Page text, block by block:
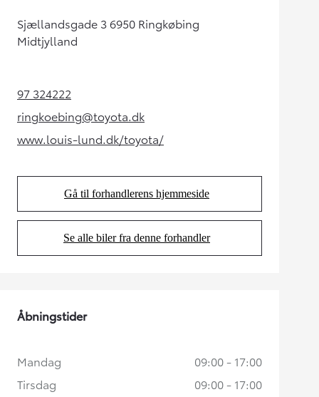
Sjællandsgade 3 6950 Ringkøbing
Midtjylland
97 324222(Opens in new tab)
ringkoebing@toyota.dk
(Opens in new tab)
www.louis-lund.dk/toyota/
(Opens in new tab)
Gå til forhandlerens hjemmeside
(Opens in new tab)
Se alle biler fra denne forhandler
(Opens in new tab)
Åbningstider
Mandag
09:00 - 17:00
Tirsdag
09:00 - 17:00